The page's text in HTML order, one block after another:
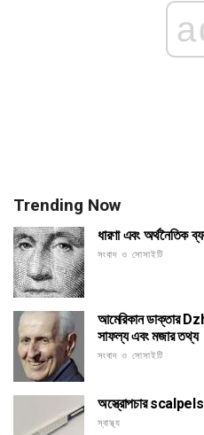
Trending Now
ধারণা এবং অর্থনৈতিক
সংবাদ ও সোসাইটি
আমেরিকান ডাক্তার
সাফল্য এবং মজার তথ্য
সংবাদ ও সোসাইটি
অস্ত্রোপচার scalpels:
স্বাস্থ্য